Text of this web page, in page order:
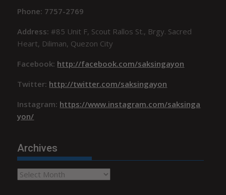
Phone: 7757-2769
Address:#85 Unit F, Scout Rallos St., Brgy. Sacred
Heart, Diliman, Quezon City
Facebook: http://facebook.com/saksingayon
Twitter: http://twitter.com/saksingayon
Instagram: https://www.instagram.com/saksinga
yon/
Archives
Archives